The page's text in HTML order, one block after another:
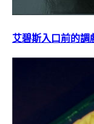
艾碧斯入口前的調